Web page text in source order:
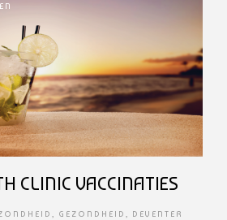
CLINIC VACCINATIES
, GEZONDHEID , DEVENTER